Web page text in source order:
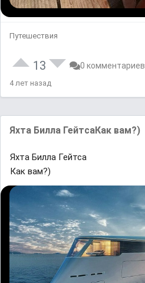
Путешествия
13 0 комментариев
4 лет назад
Яхта Билла ГейтсаКак вам?)
Яхта Билла Гейтса
Как вам?)